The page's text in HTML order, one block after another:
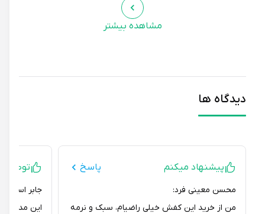
مشاهده بیشتر
دیدگاه ها
پیشنهاد میکنم پاسخ
محسن معینی فرد:
من از خرید این کفش خیلی راضیام، سبک و نرمه
توصیه ای
جابر اسمعیلی:
این مدل کتونی